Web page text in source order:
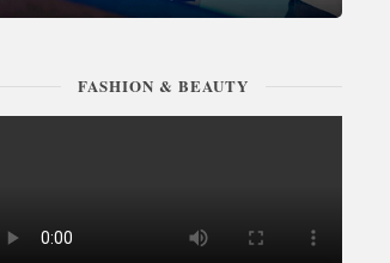
FASHION & BEAUTY